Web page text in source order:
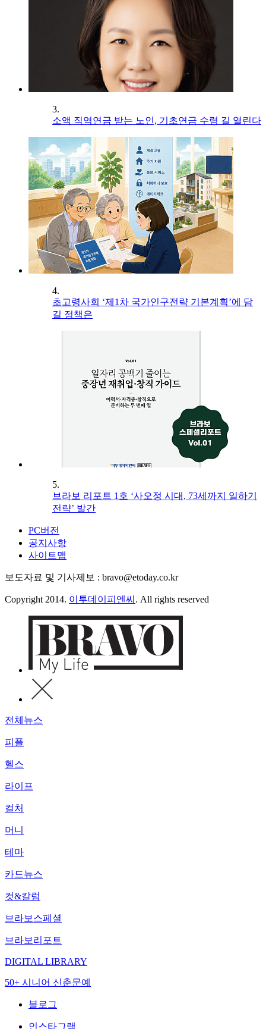
3.
소액 직역연금 받는 노인, 기초연금 수령 길 열린다
4.
초고령사회 ‘제1차 국가인구전략 기본계획’에 담
길 정책은
5.
브라보 리포트 1호 ‘사오정 시대, 73세까지 일하기
전략’ 발간
PC버전
공지사항
사이트맵
보도자료 및 기사제보 : bravo@etoday.co.kr
Copyright 2014. 이투데이피엔씨 . All rights reserved
전체뉴스
피플
헬스
라이프
컬처
머니
테마
카드뉴스
컷&칼럼
브라보스페셜
브라보리포트
DIGITAL LIBRARY
50+ 시니어 신춘문예
블로그
인스타그램